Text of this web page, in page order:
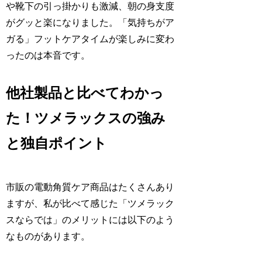
や靴下の引っ掛かりも激減、朝の身支度
がグッと楽になりました。「気持ちがア
ガる」フットケアタイムが楽しみに変わ
ったのは本音です。
他社製品と比べてわかっ
た！ツメラックスの強み
と独自ポイント
市販の電動角質ケア商品はたくさんあり
ますが、私が比べて感じた「ツメラック
スならでは」のメリットには以下のよう
なものがあります。